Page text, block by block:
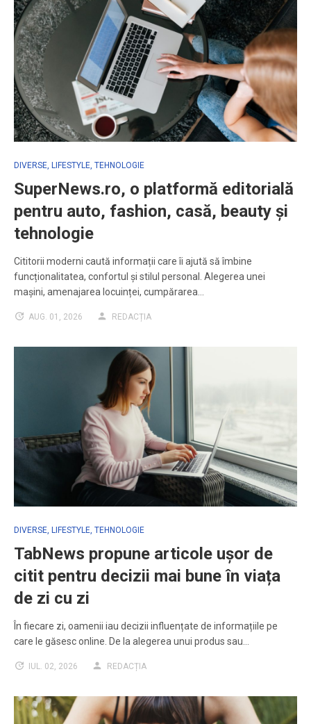
DIVERSE, LIFESTYLE, TEHNOLOGIE
SuperNews.ro, o platformă editorială
pentru auto, fashion, casă, beauty și
tehnologie
Cititorii moderni caută informații care îi ajută să îmbine
funcționalitatea, confortul și stilul personal. Alegerea unei
mașini, amenajarea locuinței, cumpărarea…
AUG. 01, 2026 REDACȚIA
DIVERSE, LIFESTYLE, TEHNOLOGIE
TabNews propune articole ușor de
citit pentru decizii mai bune în viața
de zi cu zi
În fiecare zi, oamenii iau decizii influențate de informațiile pe
care le găsesc online. De la alegerea unui produs sau…
IUL. 02, 2026 REDACȚIA